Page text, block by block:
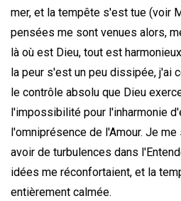
mer, et la tempête s'est tue (voir
pensées me sont venues alors,
là où est Dieu, tout est
la peur s'est un peu dissipée, j'ai
le contrôle absolu que Dieu
l'impossibilité pour l'inharmonie
l'omniprésence de l'Amour. Je
avoir de turbulences dans
idées me réconfortaient, et la
entièrement calmée.